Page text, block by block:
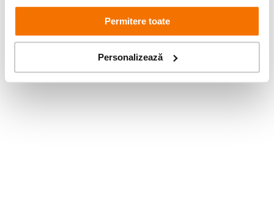
Permitere toate
Personalizează